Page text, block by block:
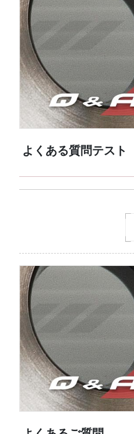
よくある質問テスト